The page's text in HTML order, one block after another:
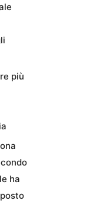
più
ha